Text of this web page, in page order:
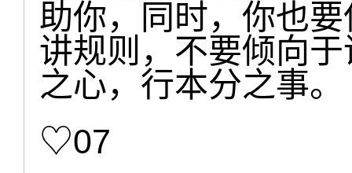
助你，同时，你也
讲规则，不要倾向
之心，行本分之事。
♡07